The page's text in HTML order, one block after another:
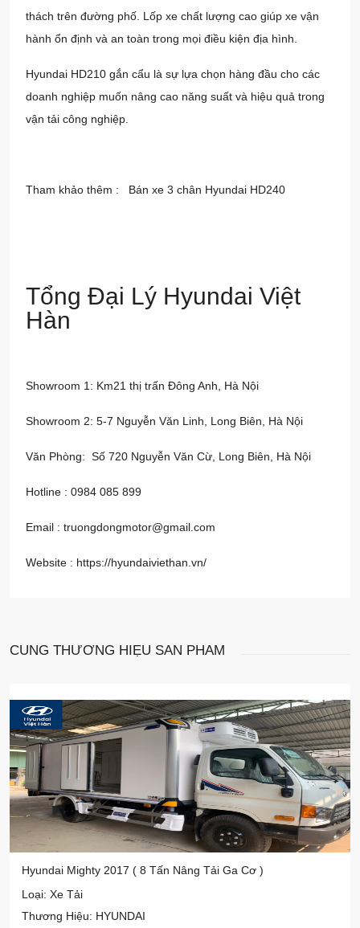
thách trên đường phố. Lốp xe chất lượng cao giúp xe vận
hành ổn định và an toàn trong mọi điều kiện địa hình.
Hyundai HD210 gắn cẩu là sự lựa chọn hàng đầu cho các
doanh nghiệp muốn nâng cao năng suất và hiệu quả trong
vận tải công nghiệp.
Tham khảo thêm : Bán xe 3 chân Hyundai HD240
Tổng Đại Lý Hyundai Việt
Hàn
Showroom 1: Km21 thị trấn Đông Anh, Hà Nội
Showroom 2: 5-7 Nguyễn Văn Linh, Long Biên, Hà Nội
Văn Phòng: Số 720 Nguyễn Văn Cừ, Long Biên, Hà Nội
Hotline : 0984 085 899
Email : truongdongmotor@gmail.com
Website : https://hyundaiviethan.vn/
CÙNG THƯƠNG HIỆU SẢN PHẨM
Hyundai Mighty 2017 ( 8 Tấn Nâng Tải Ga Cơ )
Loại: Xe Tải
Thương Hiệu: HYUNDAI